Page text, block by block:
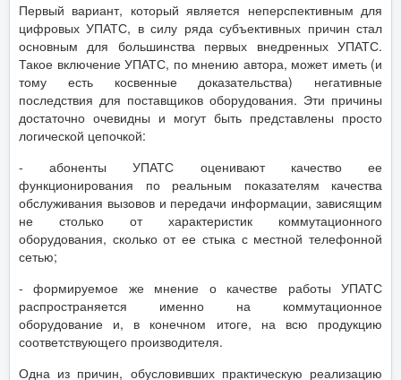
Первый вариант, который является неперспективным для
цифровых УПАТС, в силу ряда субъективных причин стал
основным для большинства первых внедренных УПАТС.
Такое включение УПАТС, по мнению автора, может иметь (и
тому есть косвенные доказательства) негативные
последствия для поставщиков оборудования. Эти причины
достаточно очевидны и могут быть представлены просто
логической цепочкой:
- абоненты УПАТС оценивают качество ее
функционирования по реальным показателям качества
обслуживания вызовов и передачи информации, зависящим
не столько от характеристик коммутационного
оборудования, сколько от ее стыка с местной телефонной
сетью;
- формируемое же мнение о качестве работы УПАТС
распространяется именно на коммутационное
оборудование и, в конечном итоге, на всю продукцию
соответствующего производителя.
Одна из причин, обусловивших практическую реализацию